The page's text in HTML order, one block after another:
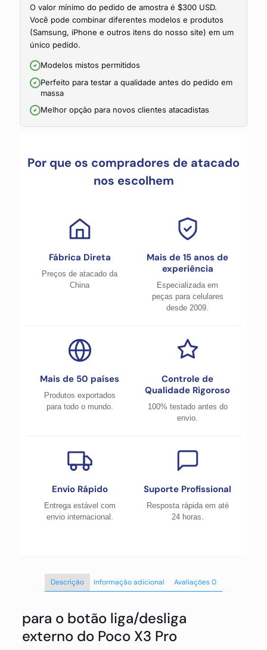
O valor mínimo do pedido de amostra é $300 USD.
Você pode combinar diferentes modelos e produtos
(Samsung, iPhone e outros itens do nosso site) em um
único pedido.
Modelos mistos permitidos
Perfeito para testar a qualidade antes do pedido em
massa
Melhor opção para novos clientes atacadistas
Por que os compradores de atacado
nos escolhem
Fábrica Direta
Preços de atacado da
China
Mais de 15 anos de
experiência
Especializada em
peças para celulares
desde 2009.
Mais de 50 países
Produtos exportados
para todo o mundo.
Controle de
Qualidade Rigoroso
100% testado antes do
envio.
Envio Rápido
Entrega estável com
envio internacional.
Suporte Profissional
Resposta rápida em até
24 horas.
Descrição Informação adicional Avaliações0
para o botão liga/desliga
externo do Poco X3 Pro